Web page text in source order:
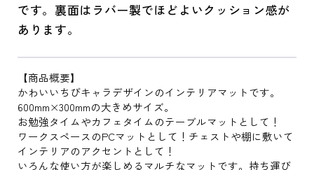
です。裏面はラバー製でほどよいクッション感が
あります。
【商品概要】
かわいいちびキャラデザインのインテリアマットです。
600mm×300mmの大きめサイズ。
お勉強タイムやカフェタイムのテーブルマットとして！
ワークスペースのPCマットとして！チェストや棚に敷いて
インテリアのアクセントとして！
いろんな使い方が楽しめるマルチなマットです。持ち運び